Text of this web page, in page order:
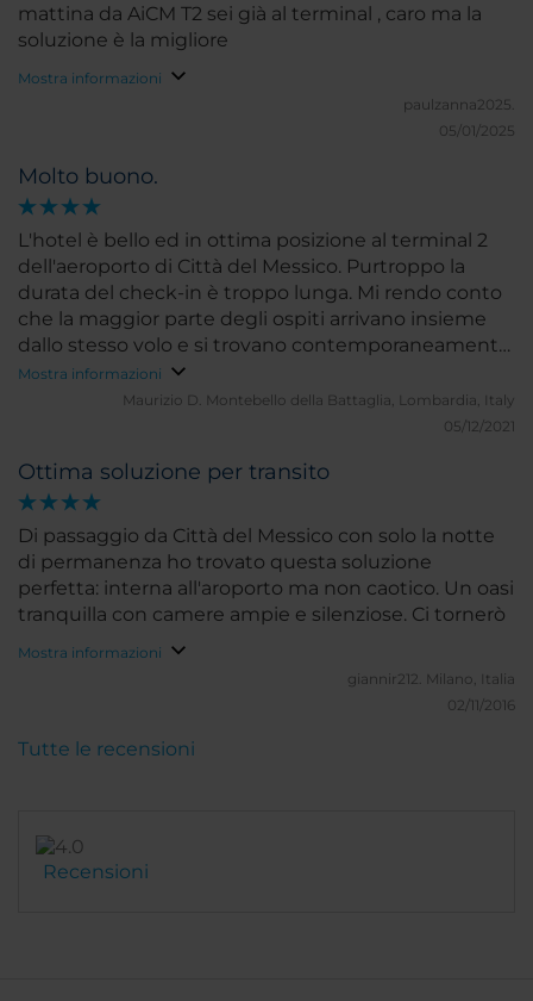
mattina da AiCM T2 sei già al terminal , caro ma la
soluzione è la migliore
Mostra informazioni
paulzanna2025.
05/01/2025
Molto buono.
L'hotel è bello ed in ottima posizione al terminal 2
dell'aeroporto di Città del Messico. Purtroppo la
durata del check-in è troppo lunga. Mi rendo conto
che la maggior parte degli ospiti arrivano insieme
dallo stesso volo e si trovano contemporaneamente
in fila per il check-in. Per questo dovrebbero essere
attivi più impiegati per il check-in, in modo da
velocizzare grandemente il processo. Occorre anche
del Messico spesso giungono con volo
intercontinentale, quindi hanno alle spalle magari
20 ore di viaggio ininterrotto, senza dormire. Sono
quindi spossati ed hanno bisogno assoluto di
andare in camera immediatamente. Non ho altri
appunti da fare. La camera è bella e spaziosa. Come
fondamentale nell'igiene personale di un italiano.
Quando il bidet arriverà anche negli alberghi a
quattro stelle così tanto quotati nel mondo, sarà un
grande passo avanti!
Mostra informazioni
Maurizio D. Montebello della Battaglia, Lombardia, Italy
05/12/2021
Ottima soluzione per transito
Di passaggio da Città del Messico con solo la notte
di permanenza ho trovato questa soluzione
perfetta: interna all'aroporto ma non caotico. Un oasi
tranquilla con camere ampie e silenziose. Ci tornerò
Mostra informazioni
giannir212. Milano, Italia
02/11/2016
Recensioni
Tutte le recensioni